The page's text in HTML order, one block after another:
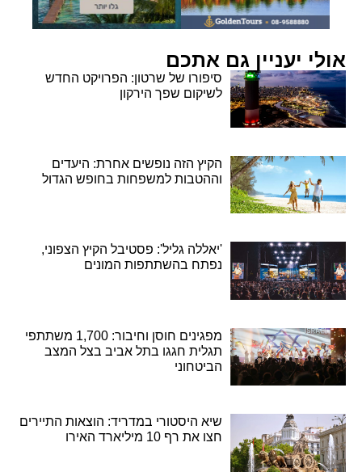
אולי יעניין גם אתכם
סיפורו של שרטון: הפרויקט החדש
לשיקום שפך הירקון
הקיץ הזה נופשים אחרת: היעדים
וההטבות למשפחות בחופש הגדול
'יאללה גליל': פסטיבל הקיץ הצפוני,
נפתח בהשתתפות המונים
מפגינים חוסן וחיבור: 1,700 משתתפי
תגלית חגגו בתל אביב בצל המצב
הביטחוני
שיא היסטורי במדריד: הוצאות התיירים
חצו את רף 10 מיליארד האירו